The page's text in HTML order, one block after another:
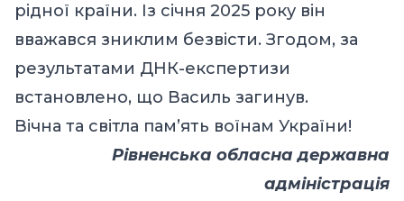
рідної країни. Із січня 2025 року він
вважався зниклим безвісти. Згодом, за
результатами ДНК-експертизи
встановлено, що Василь загинув.
Вічна та світла пам’ять воїнам України!
Рівненська обласна державна
адміністрація